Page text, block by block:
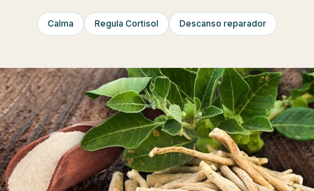
Calma Regula Cortisol Descanso reparador